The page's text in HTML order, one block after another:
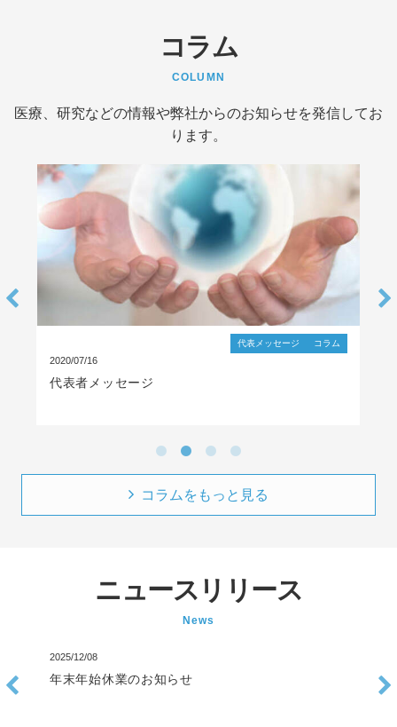
コラム
COLUMN
医療、研究などの情報や弊社からのお知らせを発信してお
ります。
代表メッセージ コラム
2020/07/16
代表者メッセージ
コラムをもっと見る
ニュースリリース
News
2025/12/08
年末年始休業のお知らせ